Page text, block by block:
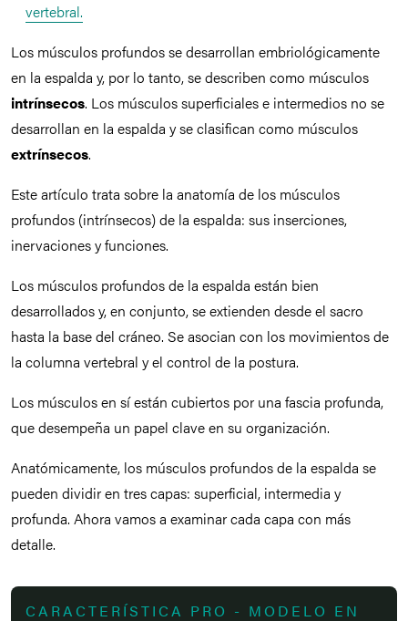
vertebral.
Los músculos profundos se desarrollan embriológicamente
en la espalda y, por lo tanto, se describen como músculos
intrínsecos. Los músculos superficiales e intermedios no se
desarrollan en la espalda y se clasifican como músculos
extrínsecos.
Este artículo trata sobre la anatomía de los músculos
profundos (intrínsecos) de la espalda: sus inserciones,
inervaciones y funciones.
Los músculos profundos de la espalda están bien
desarrollados y, en conjunto, se extienden desde el sacro
hasta la base del cráneo. Se asocian con los movimientos de
la columna vertebral y el control de la postura.
Los músculos en sí están cubiertos por una fascia profunda,
que desempeña un papel clave en su organización.
Anatómicamente, los músculos profundos de la espalda se
pueden dividir en tres capas: superficial, intermedia y
profunda. Ahora vamos a examinar cada capa con más
detalle.
CARACTERÍSTICA PRO - MODELO EN